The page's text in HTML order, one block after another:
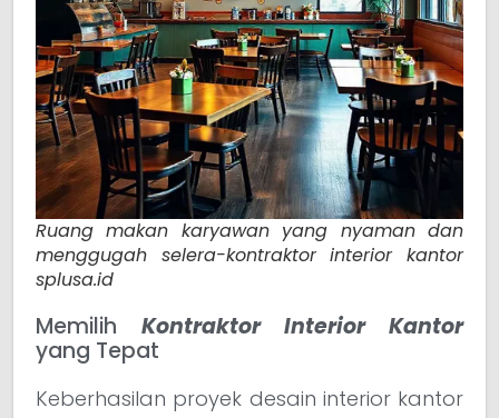
Ruang makan karyawan yang nyaman dan
menggugah selera-kontraktor interior kantor
splusa.id
Memilih Kontraktor Interior Kantor
yang Tepat
Keberhasilan proyek desain interior kantor